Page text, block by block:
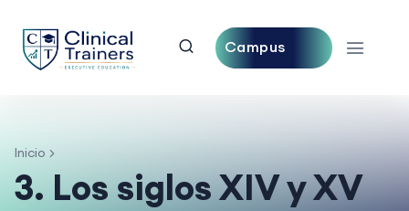
Campus
Inicio
3. Los siglos XIV y XV